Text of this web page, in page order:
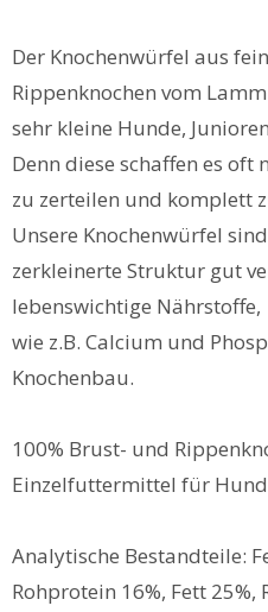
Der Knochenwürfel aus
Rippenknochen vom
sehr kleine Hunde,
Denn diese schaffen es oft
zu zerteilen und komplett
Unsere Knochenwürfel
zerkleinerte Struktur gut
lebenswichtige Nährstoffe,
wie z.B. Calcium und
Knochenbau.
100% Brust- und
Einzelfuttermittel für
Analytische Bestandteile:
Rohprotein 16%, Fett 25%,